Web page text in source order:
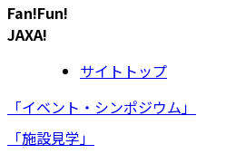
Fan!Fun!
JAXA!
サイトトップ
「イベント・シンポジウム」
「施設見学」